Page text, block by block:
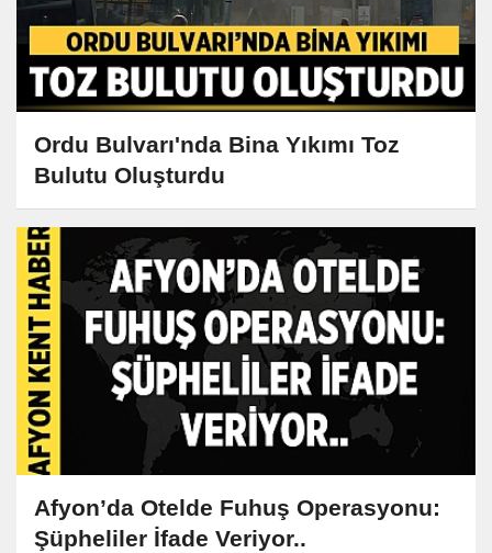
Ordu Bulvarı'nda Bina Yıkımı Toz
Bulutu Oluşturdu
Afyon’da Otelde Fuhuş Operasyonu:
Şüpheliler İfade Veriyor..